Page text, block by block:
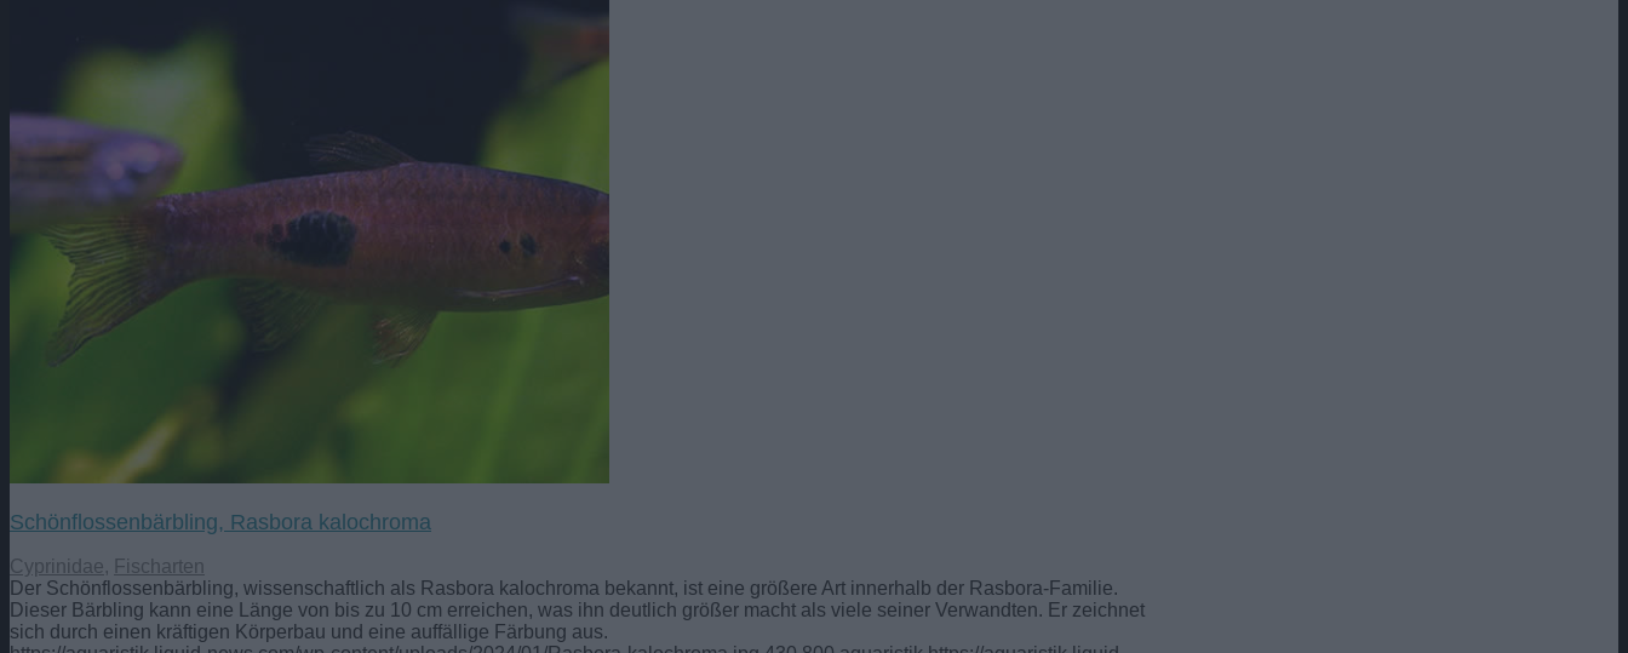
Schönflossenbärbling, Rasbora kalochroma
Cyprinidae, Fischarten
Der Schönflossenbärbling, wissenschaftlich als Rasbora kalochroma bekannt, ist eine größere Art innerhalb der Rasbora-Familie.
Dieser Bärbling kann eine Länge von bis zu 10 cm erreichen, was ihn deutlich größer macht als viele seiner Verwandten. Er zeichnet
sich durch einen kräftigen Körperbau und eine auffällige Färbung aus.